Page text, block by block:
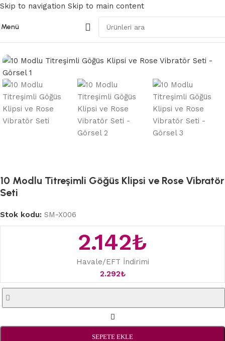
Skip to navigation Skip to main content
Menü
Modern Vibratörler
10 Modlu Titreşimli Göğüs Klipsi ve Rose Vibratör
Seti
Stok kodu: SM-X006
2.142₺
Havale/EFT İndirimi
2.292₺
SEPETE EKLE